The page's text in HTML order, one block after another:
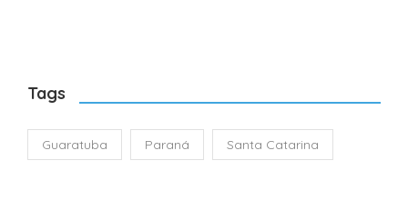
Tags
Guaratuba Paraná Santa Catarina